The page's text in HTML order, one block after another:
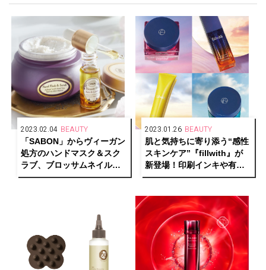
2023.02.04 BEAUTY
「SABON」からヴィーガン
処方のハンドマスク＆スク
ラブ、ブロッサムネイルオ
イルが新登場
2023.01.26 BEAUTY
肌と気持ちに寄り添う“感性
スキンケア”『fillwith』が
新登場！印刷インキや有機
顔料で世界トップシェアの